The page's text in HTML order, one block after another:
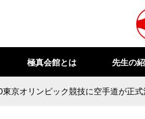
極真会館とは 先生の
東京オリンピック競技に空手道が正式